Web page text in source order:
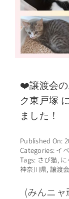
❤️譲渡会
ク東戸塚
ました！
Published On:
Categories: イ
Tags: さび猫,
神奈川県, 譲渡会
(みんニ